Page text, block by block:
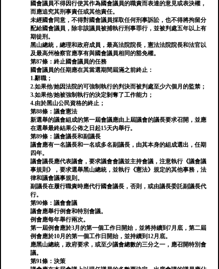
國會議員不得因行使其作為國會議員的職責而表達的意見或表決權，
而應追究其刑事責任或其他責任。
未經國會同意，不得對國會議員採取任何刑事訴訟，也不得將拘留分
配給國會議員，除非該議員被捕執行刑事罪行，並被判處五年以上有
期徒刑。
黑山總統，總理和政府成員，最高法院院長，憲法法院院長和法官以
及最高州檢察官應享有與國會議員相同的豁免權。
第87條：終止國會議員的任務
國會議員的任期應在其當選期間屆滿之前終止：
1.辭職；
2.如果他/她因法院的可強制執行的判決而被判處至少六個月的監禁；
3.如果他/她被強制執行的決定剝奪了工作能力；
4.由於黑山公民資格的終止；
第88條：議會憲法
新選舉的議會組成的第一屆會議應由上屆議會的議長要求召開，並應
在選舉最終結果公佈之日起15天內舉行。
第89條：議會議長和副議長
議會應有一名議長和一名或多名副議長，由其本身的組成選出，任期
四年。
議會議長應代表議會，要求議會會議並主持會議，注意執行《議會議
事規則》，要求選舉黑山總統，並執行《憲法》規定的其他事務，法
律和議​​會議事規則。
副議長在履行職責時應代行國會議長，否則，或由議長委託副議長代
行。
第90條：議會會議
議會應舉行例會和特別會議。
例會應每年舉行兩次。
第一屆例會應於3月的第一個工作日開始，並將持續到7月底，第二屆
例會應於10月的第一個工作日開始，並持續到12月底。
應黑山總統，政府要求，或至少議會總數的三分之一，應召開特別會
議。
第91條：決策